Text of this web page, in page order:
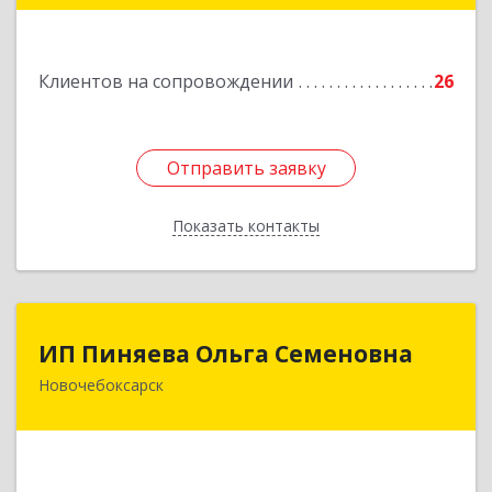
Клиентов на сопровождении 26
Отправить заявку
Показать контакты
Отправить заявку
Назад
ИП Пиняева Ольга Семеновна
Новочебоксарск
429965, Чувашская Республика - Чувашия,